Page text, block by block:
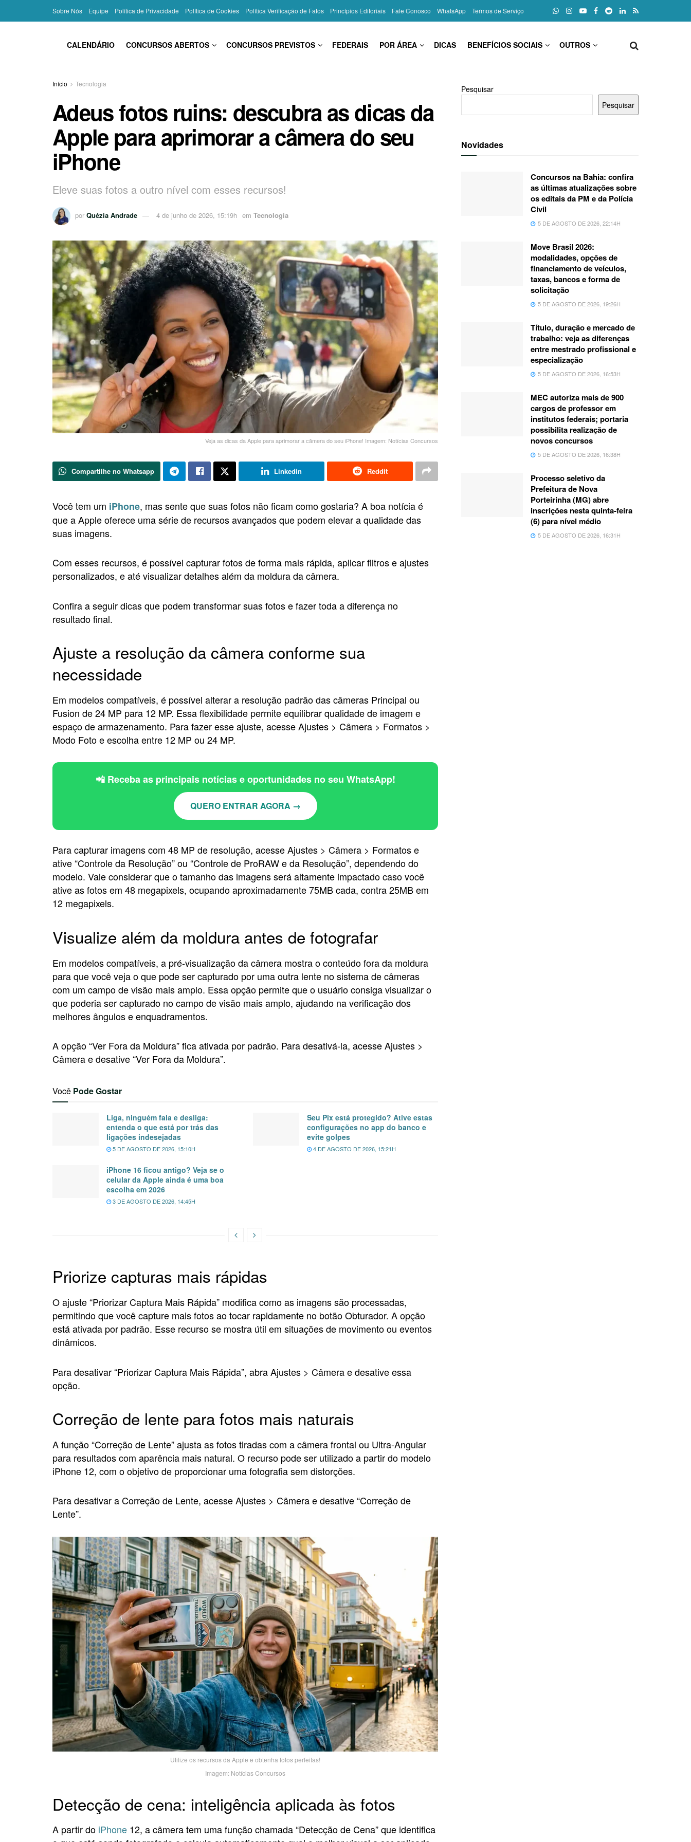
Sobre Nós Equipe Política de Privacidade Política de Cookies Política Verificação de Fatos Princípios Editoriais Fale Conosco WhatsApp Termos de Serviço
CALENDÁRIO CONCURSOS ABERTOS CONCURSOS PREVISTOS FEDERAIS POR ÁREA DICAS BENEFÍCIOS SOCIAIS OUTROS
Início Tecnologia
Adeus fotos ruins: descubra as dicas da
Apple para aprimorar a câmera do seu
iPhone
Eleve suas fotos a outro nível com esses recursos!
por Quézia Andrade 4 de junho de 2026, 15:19h em Tecnologia
Veja as dicas da Apple para aprimorar a câmera do seu iPhone! Imagem: Notícias Concursos
Compartilhe no Whatsapp Linkedin Reddit
Você tem um iPhone, mas sente que suas fotos não ficam como gostaria? A boa notícia é
que a Apple oferece uma série de recursos avançados que podem elevar a qualidade das
suas imagens.
Com esses recursos, é possível capturar fotos de forma mais rápida, aplicar filtros e ajustes
personalizados, e até visualizar detalhes além da moldura da câmera.
Confira a seguir dicas que podem transformar suas fotos e fazer toda a diferença no
resultado final.
Ajuste a resolução da câmera conforme sua
necessidade
Em modelos compatíveis, é possível alterar a resolução padrão das câmeras Principal ou
Fusion de 24 MP para 12 MP. Essa flexibilidade permite equilibrar qualidade de imagem e
espaço de armazenamento. Para fazer esse ajuste, acesse Ajustes > Câmera > Formatos >
Modo Foto e escolha entre 12 MP ou 24 MP.
📲 Receba as principais notícias e oportunidades no seu WhatsApp!
QUERO ENTRAR AGORA →
Para capturar imagens com 48 MP de resolução, acesse Ajustes > Câmera > Formatos e
ative “Controle da Resolução” ou “Controle de ProRAW e da Resolução”, dependendo do
modelo. Vale considerar que o tamanho das imagens será altamente impactado caso você
ative as fotos em 48 megapixels, ocupando aproximadamente 75MB cada, contra 25MB em
12 megapixels.
Visualize além da moldura antes de fotografar
Em modelos compatíveis, a pré-visualização da câmera mostra o conteúdo fora da moldura
para que você veja o que pode ser capturado por uma outra lente no sistema de câmeras
com um campo de visão mais amplo. Essa opção permite que o usuário consiga visualizar o
que poderia ser capturado no campo de visão mais amplo, ajudando na verificação dos
melhores ângulos e enquadramentos.
A opção “Ver Fora da Moldura” fica ativada por padrão. Para desativá-la, acesse Ajustes >
Câmera e desative “Ver Fora da Moldura”.
Você Pode Gostar
Liga, ninguém fala e desliga:
entenda o que está por trás das
ligações indesejadas
5 DE AGOSTO DE 2026, 15:10H
Seu Pix está protegido? Ative estas
configurações no app do banco e
evite golpes
4 DE AGOSTO DE 2026, 15:21H
iPhone 16 ficou antigo? Veja se o
celular da Apple ainda é uma boa
escolha em 2026
3 DE AGOSTO DE 2026, 14:45H
Priorize capturas mais rápidas
O ajuste “Priorizar Captura Mais Rápida” modifica como as imagens são processadas,
permitindo que você capture mais fotos ao tocar rapidamente no botão Obturador. A opção
está ativada por padrão. Esse recurso se mostra útil em situações de movimento ou eventos
dinâmicos.
Para desativar “Priorizar Captura Mais Rápida”, abra Ajustes > Câmera e desative essa
opção.
Correção de lente para fotos mais naturais
A função “Correção de Lente” ajusta as fotos tiradas com a câmera frontal ou Ultra-Angular
para resultados com aparência mais natural. O recurso pode ser utilizado a partir do modelo
iPhone 12, com o objetivo de proporcionar uma fotografia sem distorções.
Para desativar a Correção de Lente, acesse Ajustes > Câmera e desative “Correção de
Lente”.
Utilize os recursos da Apple e obtenha fotos perfeitas!
Imagem: Notícias Concursos
Detecção de cena: inteligência aplicada às fotos
A partir do iPhone 12, a câmera tem uma função chamada “Detecção de Cena” que identifica
Pesquisar
Pesquisar
Novidades
Concursos na Bahia: confira
as últimas atualizações sobre
os editais da PM e da Polícia
Civil
5 DE AGOSTO DE 2026, 22:14H
Move Brasil 2026:
modalidades, opções de
financiamento de veículos,
taxas, bancos e forma de
solicitação
5 DE AGOSTO DE 2026, 19:26H
Título, duração e mercado de
trabalho: veja as diferenças
entre mestrado profissional e
especialização
5 DE AGOSTO DE 2026, 16:53H
MEC autoriza mais de 900
cargos de professor em
institutos federais; portaria
possibilita realização de
novos concursos
5 DE AGOSTO DE 2026, 16:38H
Processo seletivo da
Prefeitura de Nova
Porteirinha (MG) abre
inscrições nesta quinta-feira
(6) para nível médio
5 DE AGOSTO DE 2026, 16:31H